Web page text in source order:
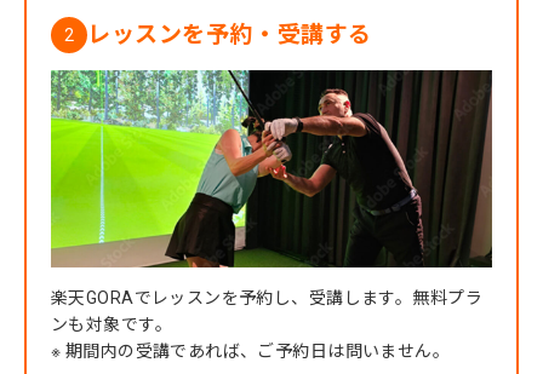
2 レッスンを予約・受講する
楽天GORAでレッスンを予約し、受講します。無料プラ
ンも対象です。
※ 期間内の受講であれば、ご予約日は問いません。